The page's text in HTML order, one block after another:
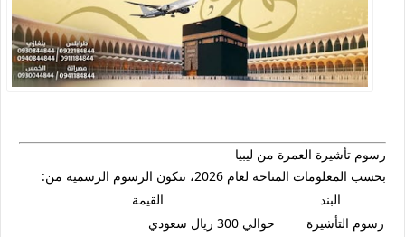
رسوم تأشيرة العمرة من ليبيا
بحسب المعلومات المتاحة لعام 2026، تتكون الرسوم الرسمية من:
البند
القيمة
رسوم التأشيرة
حوالي 300 ريال سعودي